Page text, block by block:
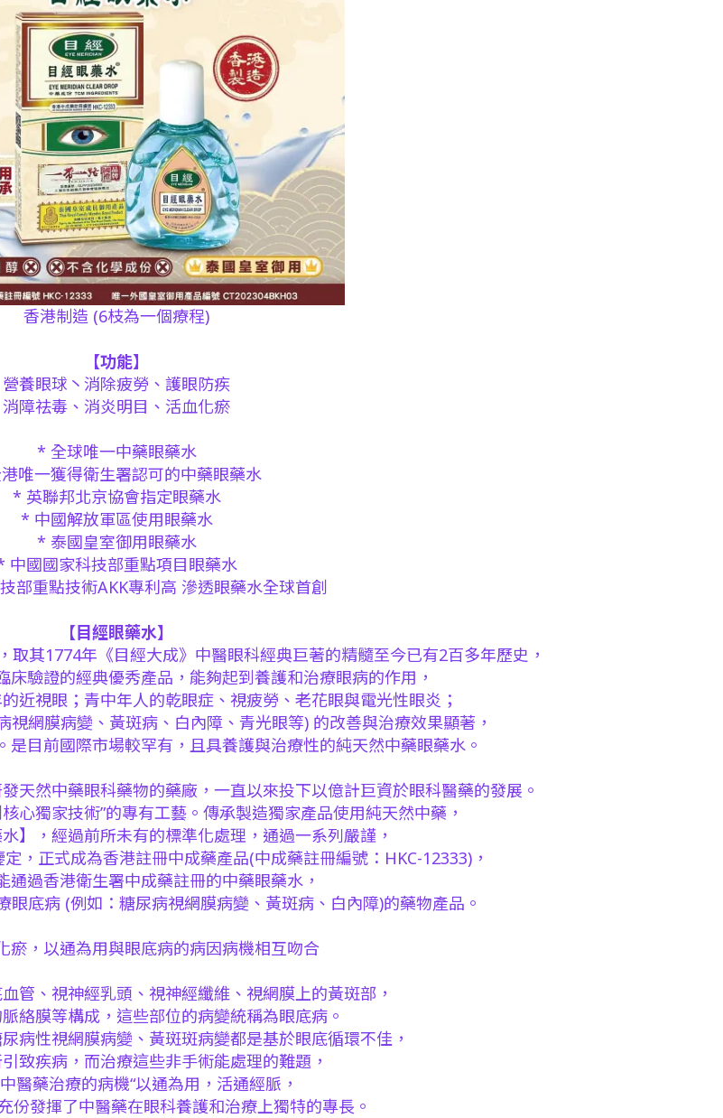
香港制造 (6枝為一個療程)
【功能】
營養眼球丶消除疲勞、護眼防疾
消障祛毒、消炎明目、活血化瘀
* 全球唯一中藥眼藥水
唯一獲得衛生署認可的中藥眼藥水
* 英聯邦北京協會指定眼藥水
* 中國解放軍區使用眼藥水
* 泰國皇室御用眼藥水
中國國家科技部重點項目眼藥水
部重點技術AKK專利高 滲透眼藥水全球首創
【目經眼藥水】
其1774年《目經大成》中醫眼科經典巨著的精髓至今已有2百多年歷史，
床驗證的經典優秀產品，能夠起到養護和治療眼病的作用，
近視眼；青中年人的乾眼症、視疲勞、老花眼與電光性眼炎；
網膜病變、黃斑病、白內障、青光眼等) 的改善與治療效果顯著，
目前國際市場較罕有，且具養護與治療性的純天然中藥眼藥水。
天然中藥眼科藥物的藥廠，一直以來投下以億計巨資於眼科醫藥的發展。
心獨家技術”的專有工藝。傳承製造獨家產品使用純天然中藥，
】，經過前所未有的標準化處理，通過一系列嚴謹，
，正式成為香港註冊中成藥產品(中成藥註冊編號：HKC-12333)，
通過香港衛生署中成藥註冊的中藥眼藥水，
底病 (例如：糖尿病視網膜病變、黃斑病、白內障)的藥物產品。
瘀，以通為用與眼底病的病因病機相互吻合
管、視神經乳頭、視神經纖維、視網膜上的黃斑部，
絡膜等構成，這些部位的病變統稱為眼底病。
病性視網膜病變、黃斑斑病變都是基於眼底循環不佳，
致疾病，而治療這些非手術能處理的難題，
醫藥治療的病機“以通為用，活通經脈，
份發揮了中醫藥在眼科養護和治療上獨特的專長。